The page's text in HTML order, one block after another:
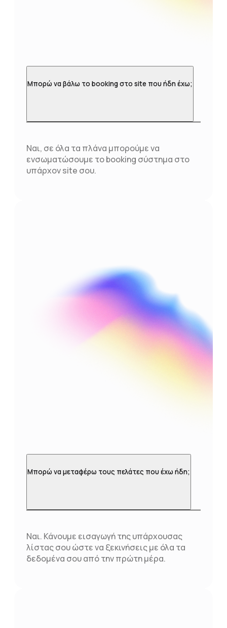
Μπορώ να βάλω το booking στο site που ήδη έχω;
Ναι, σε όλα τα πλάνα μπορούμε να
ενσωματώσουμε το booking σύστημα στο
υπάρχον site σου.
Μπορώ να μεταφέρω τους πελάτες που έχω ήδη;
Ναι. Κάνουμε εισαγωγή της υπάρχουσας
λίστας σου ώστε να ξεκινήσεις με όλα τα
δεδομένα σου από την πρώτη μέρα.